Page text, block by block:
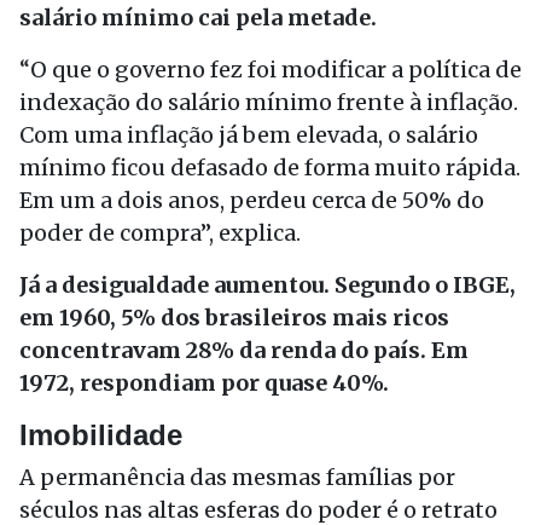
salário mínimo cai pela metade.
“O que o governo fez foi modificar a política de
indexação do salário mínimo frente à inflação.
Com uma inflação já bem elevada, o salário
mínimo ficou defasado de forma muito rápida.
Em um a dois anos, perdeu cerca de 50% do
poder de compra”, explica.
Já a desigualdade aumentou. Segundo o IBGE,
em 1960, 5% dos brasileiros mais ricos
concentravam 28% da renda do país. Em
1972, respondiam por quase 40%.
Imobilidade
A permanência das mesmas famílias por
séculos nas altas esferas do poder é o retrato